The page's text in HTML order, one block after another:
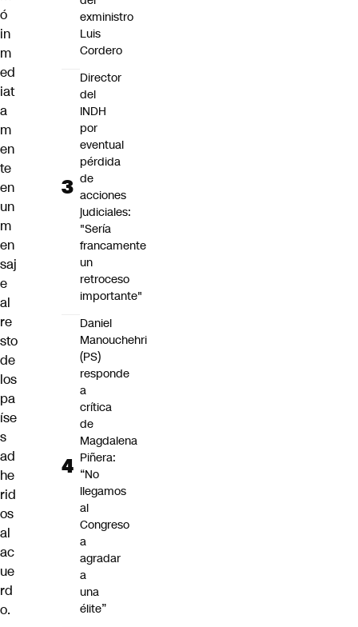
ó
in
m
ed
iat
a
m
en
te
en
un
m
en
saj
e
al
re
sto
de
los
pa
íse
s
ad
he
rid
os
al
ac
ue
rd
o.
exministro
Luis
Cordero
Director
del
INDH
por
eventual
pérdida
de
acciones
judiciales:
"Sería
francamente
un
retroceso
importante"
Daniel
Manouchehri
(PS)
responde
a
crítica
de
Magdalena
Piñera:
“No
llegamos
al
Congreso
a
agradar
a
una
élite”